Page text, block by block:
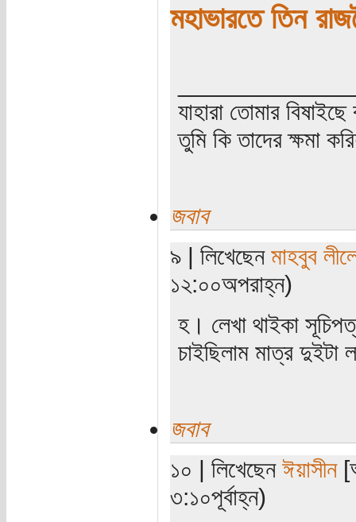
মহাভারতে তিন
যাহারা তোমার
তুমি কি তাদের ক্ষমা
জবাব
৯ | লিখেছেন মাহবুব
১২:০০অপরাহ্ন)
হ। লেখা থাইকা
চাইছিলাম মাত্র দুইটা
জবাব
১০ | লিখেছেন ঈয়াসীন
৩:১০পূর্বাহ্ন)